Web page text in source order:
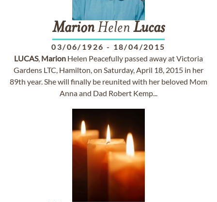
MarionHelen Lucas
03/06/1926 - 18/04/2015
LUCAS, Marion Helen Peacefully passed away at Victoria
Gardens LTC, Hamilton, on Saturday, April 18, 2015 in her
89th year. She will finally be reunited with her beloved Mom
Anna and Dad Robert Kemp...